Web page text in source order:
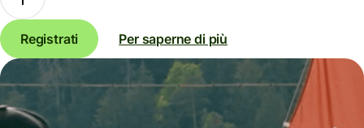
Registrati Per saperne di più